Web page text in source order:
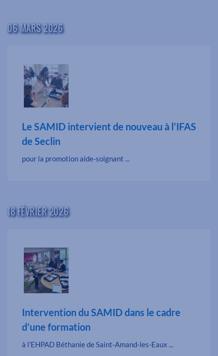
06 MARS 2026
Le SAMID intervient de nouveau à l’IFAS
de Seclin
pour la promotion aide-soignant ...
18 FÉVRIER 2026
Intervention du SAMID dans le cadre
d’une formation
à l’EHPAD Béthanie de Saint-Amand-les-Eaux ...